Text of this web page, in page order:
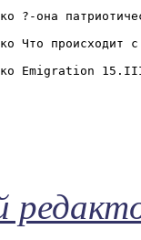
?-она
Что
Emigration